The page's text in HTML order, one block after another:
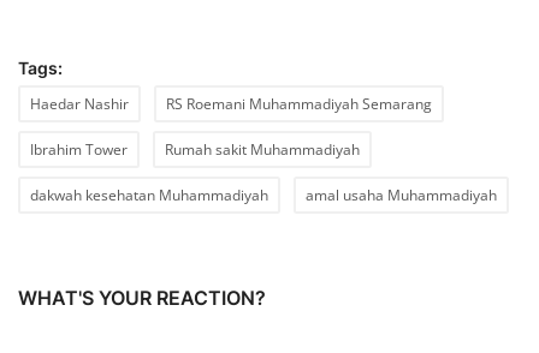
Tags:
Haedar Nashir
RS Roemani Muhammadiyah Semarang
Ibrahim Tower Rumah sakit Muhammadiyah
dakwah kesehatan Muhammadiyah amal usaha Muhammadiyah
WHAT'S YOUR REACTION?